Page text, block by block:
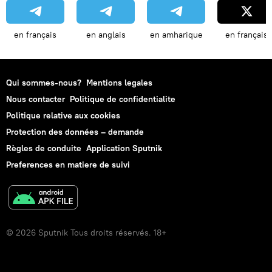
en français en anglais en amharique en français
Qui sommes-nous? Mentions legales
Nous contacter Politique de confidentialite
Politique relative aux cookies
Protection des données – demande
Règles de conduite Application Sputnik
Preferences en matiere de suivi
© 2026 Sputnik Tous droits réservés. 18+